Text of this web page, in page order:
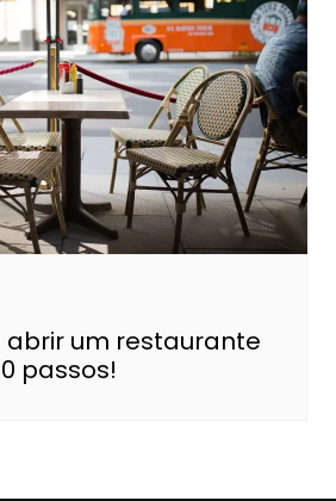
abrir um restaurante
passos!